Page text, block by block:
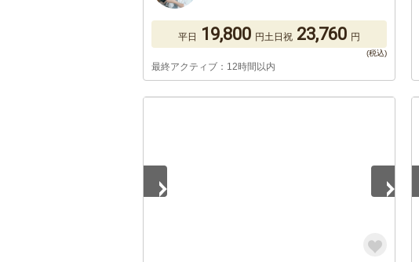
平日 19,800 円土日祝 23,760 円
最終アクティブ：12時間以内